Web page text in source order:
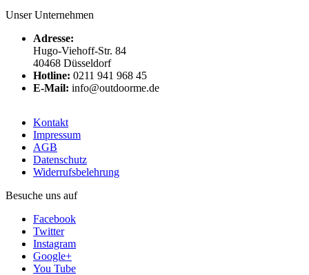
Unser Unternehmen
Adresse:
Hugo-Viehoff-Str. 84
40468 Düsseldorf
Hotline: 0211 941 968 45
E-Mail: info@outdoorme.de
Kontakt
Impressum
AGB
Datenschutz
Widerrufsbelehrung
Besuche uns auf
Facebook
Twitter
Instagram
Google+
You Tube